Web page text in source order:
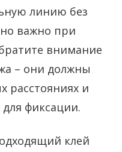
линию без
важно при
внимание
– они должны
расстояниях и
фиксации.
клей